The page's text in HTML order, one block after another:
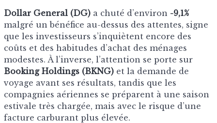
Dollar General (DG) a chuté d’environ -9,1%
malgré un bénéfice au-dessus des attentes, signe
que les investisseurs s’inquiètent encore des
coûts et des habitudes d’achat des ménages
modestes. À l’inverse, l’attention se porte sur
Booking Holdings (BKNG) et la demande de
voyage avant ses résultats, tandis que les
compagnies aériennes se préparent à une saison
estivale très chargée, mais avec le risque d’une
facture carburant plus élevée.